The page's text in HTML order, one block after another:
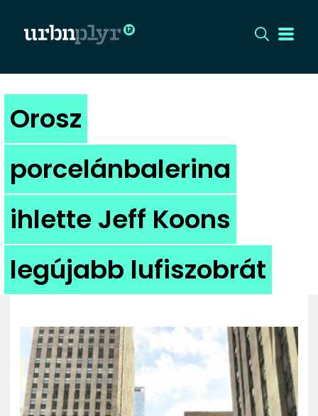
DIZÁJN
DIVAT
HIP
KULT
UTCA
ZENE
MÉDIAAJÁNLAT
IMPRESSZUM
PR-ARCHÍVUM
ADATKEZELÉSI TÁJÉKOZTATÓ
Orosz
porcelánbalerina
ihlette Jeff Koons
legújabb lufiszobrát